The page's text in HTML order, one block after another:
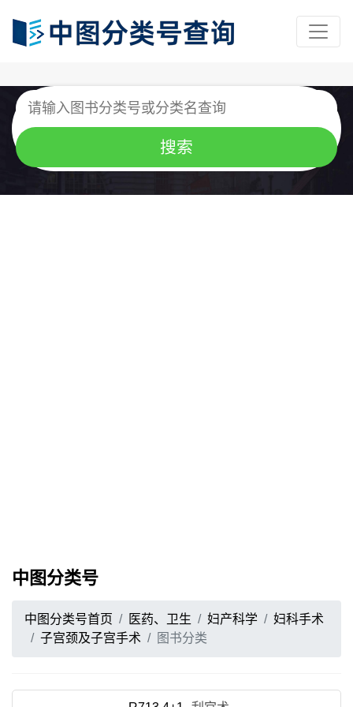
中图分类号
中图分类号首页 医药、卫生 妇产科学
妇科手术
子宫颈及子宫手术
图书分类